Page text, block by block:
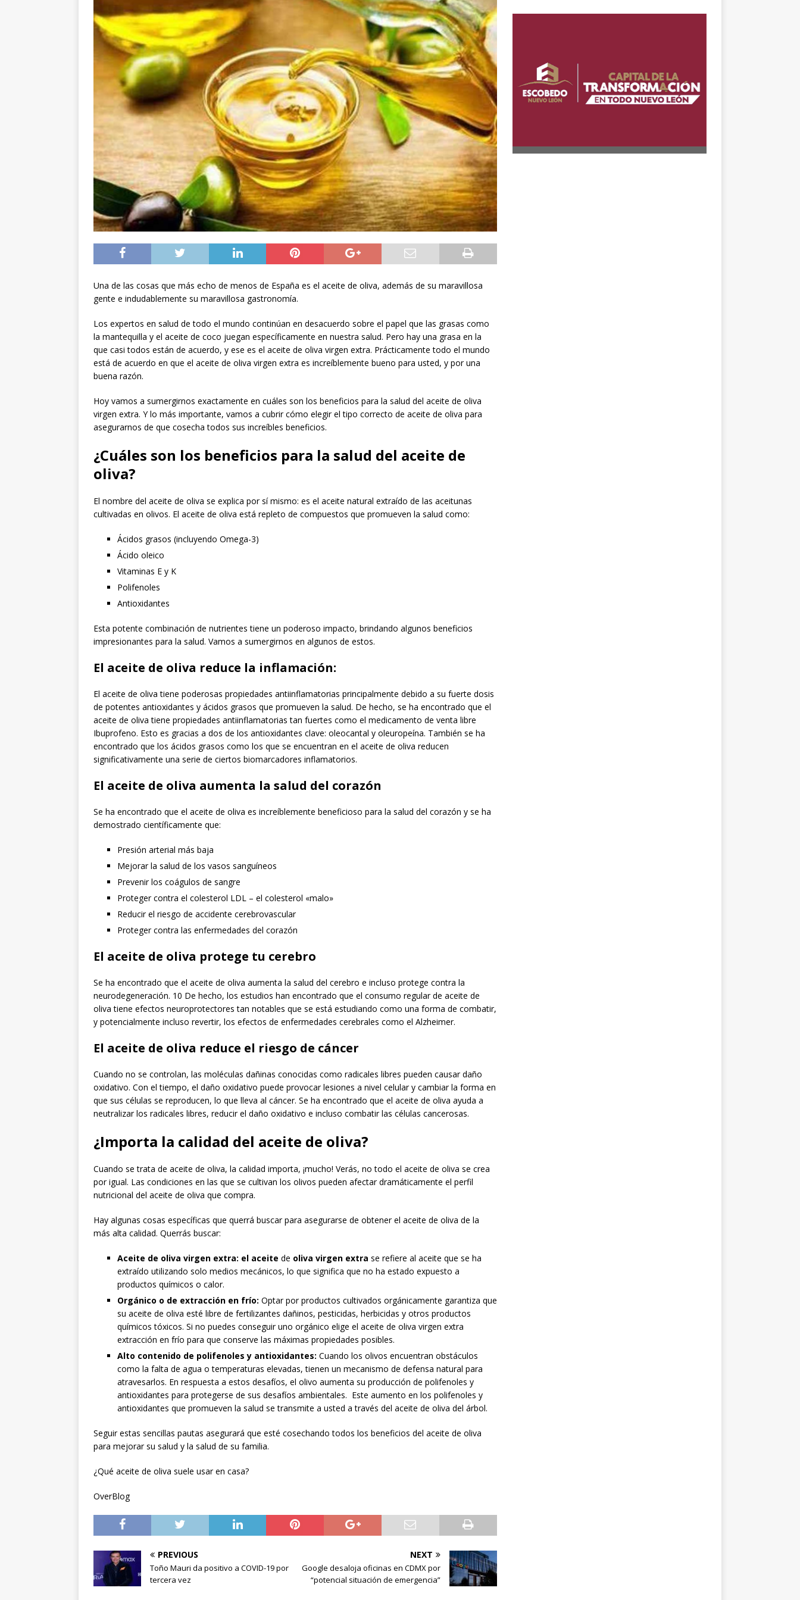
Una de las cosas que más echo de menos de España es el aceite de oliva, además de su maravillosa
gente e indudablemente su maravillosa gastronomía.
Los expertos en salud de todo el mundo continúan en desacuerdo sobre el papel que las grasas como
la mantequilla y el aceite de coco juegan específicamente en nuestra salud. Pero hay una grasa en la
que casi todos están de acuerdo, y ese es el aceite de oliva virgen extra. Prácticamente todo el mundo
está de acuerdo en que el aceite de oliva virgen extra es increíblemente bueno para usted, y por una
buena razón.
Hoy vamos a sumergirnos exactamente en cuáles son los beneficios para la salud del aceite de oliva
virgen extra. Y lo más importante, vamos a cubrir cómo elegir el tipo correcto de aceite de oliva para
asegurarnos de que cosecha todos sus increíbles beneficios.
¿Cuáles son los beneficios para la salud del aceite de
oliva?
El nombre del aceite de oliva se explica por sí mismo: es el aceite natural extraído de las aceitunas
cultivadas en olivos. El aceite de oliva está repleto de compuestos que promueven la salud como:
Ácidos grasos (incluyendo Omega-3)
Ácido oleico
Vitaminas E y K
Polifenoles
Antioxidantes
Esta potente combinación de nutrientes tiene un poderoso impacto, brindando algunos beneficios
impresionantes para la salud. Vamos a sumergirnos en algunos de estos.
El aceite de oliva reduce la inflamación:
El aceite de oliva tiene poderosas propiedades antiinflamatorias principalmente debido a su fuerte dosis
de potentes antioxidantes y ácidos grasos que promueven la salud. De hecho, se ha encontrado que el
aceite de oliva tiene propiedades antiinflamatorias tan fuertes como el medicamento de venta libre
Ibuprofeno. Esto es gracias a dos de los antioxidantes clave: oleocantal y oleuropeína. También se ha
encontrado que los ácidos grasos como los que se encuentran en el aceite de oliva reducen
significativamente una serie de ciertos biomarcadores inflamatorios.
El aceite de oliva aumenta la salud del corazón
Se ha encontrado que el aceite de oliva es increíblemente beneficioso para la salud del corazón y se ha
demostrado científicamente que:
Presión arterial más baja
Mejorar la salud de los vasos sanguíneos
Prevenir los coágulos de sangre
Proteger contra el colesterol LDL – el colesterol «malo»
Reducir el riesgo de accidente cerebrovascular
Proteger contra las enfermedades del corazón
El aceite de oliva protege tu cerebro
Se ha encontrado que el aceite de oliva aumenta la salud del cerebro e incluso protege contra la
neurodegeneración. 10 De hecho, los estudios han encontrado que el consumo regular de aceite de
oliva tiene efectos neuroprotectores tan notables que se está estudiando como una forma de combatir,
y potencialmente incluso revertir, los efectos de enfermedades cerebrales como el Alzheimer.
El aceite de oliva reduce el riesgo de cáncer
Cuando no se controlan, las moléculas dañinas conocidas como radicales libres pueden causar daño
oxidativo. Con el tiempo, el daño oxidativo puede provocar lesiones a nivel celular y cambiar la forma en
que sus células se reproducen, lo que lleva al cáncer. Se ha encontrado que el aceite de oliva ayuda a
neutralizar los radicales libres, reducir el daño oxidativo e incluso combatir las células cancerosas.
¿Importa la calidad del aceite de oliva?
Cuando se trata de aceite de oliva, la calidad importa, ¡mucho! Verás, no todo el aceite de oliva se crea
por igual. Las condiciones en las que se cultivan los olivos pueden afectar dramáticamente el perfil
nutricional del aceite de oliva que compra.
Hay algunas cosas específicas que querrá buscar para asegurarse de obtener el aceite de oliva de la
más alta calidad. Querrás buscar:
Aceite de oliva virgen extra: el aceite de oliva virgen extra se refiere al aceite que se ha
extraído utilizando solo medios mecánicos, lo que significa que no ha estado expuesto a
productos químicos o calor.
Orgánico o de extracción en frío: Optar por productos cultivados orgánicamente garantiza que
su aceite de oliva esté libre de fertilizantes dañinos, pesticidas, herbicidas y otros productos
químicos tóxicos. Si no puedes conseguir uno orgánico elige el aceite de oliva virgen extra
extracción en frío para que conserve las máximas propiedades posibles.
Alto contenido de polifenoles y antioxidantes: Cuando los olivos encuentran obstáculos
como la falta de agua o temperaturas elevadas, tienen un mecanismo de defensa natural para
atravesarlos. En respuesta a estos desafíos, el olivo aumenta su producción de polifenoles y
antioxidantes para protegerse de sus desafíos ambientales. Este aumento en los polifenoles y
antioxidantes que promueven la salud se transmite a usted a través del aceite de oliva del árbol.
Seguir estas sencillas pautas asegurará que esté cosechando todos los beneficios del aceite de oliva
para mejorar su salud y la salud de su familia.
¿Qué aceite de oliva suele usar en casa?
OverBlog
PREVIOUS
Toño Mauri da positivo a COVID-19 por
tercera vez
NEXT
Google desaloja oficinas en CDMX por
“potencial situación de emergencia”